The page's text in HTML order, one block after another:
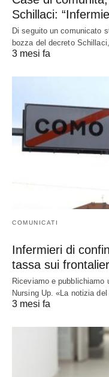
Schillaci:
Di seguito un comunicato
bozza del decreto
3 mesi fa
COMUNICATI
Infermieri di
tassa sui
Riceviamo e pubblichiamo
Nursing Up. «La notizia del
3 mesi fa